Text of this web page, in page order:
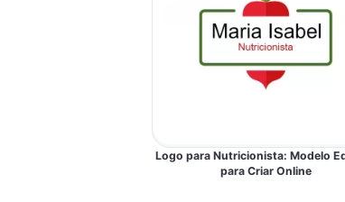
Logo para Nutricionista: Modelo
para Criar Online